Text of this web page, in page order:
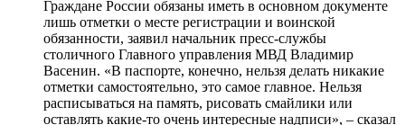
Граждане России обязаны иметь в основном документе
лишь отметки о месте регистрации и воинской
обязанности, заявил начальник пресс-службы
столичного Главного управления МВД Владимир
Васенин. «В паспорте, конечно, нельзя делать никакие
отметки самостоятельно, это самое главное. Нельзя
расписываться на память, рисовать смайлики или
оставлять какие-то очень интересные надписи», – сказал